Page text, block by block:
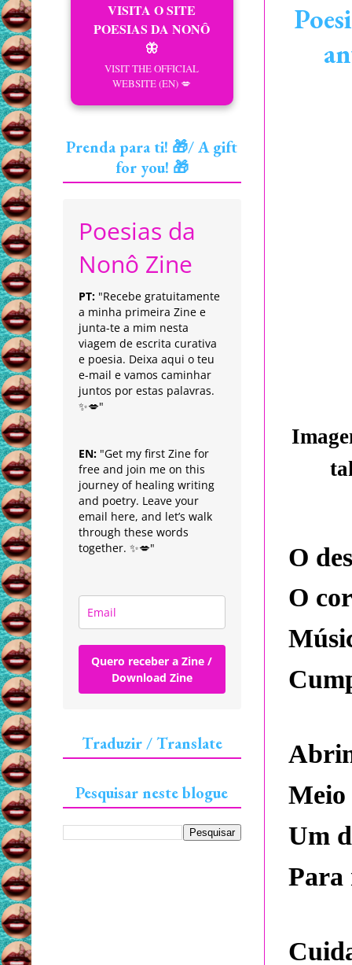
O
O
Meio
Um
Para
VISITA O SITE
POESIAS DA NONÔ
🦋
VISIT THE OFFICIAL
WEBSITE (EN) 💋
Prenda para ti! 🎁/ A gift
for you! 🎁
Poesias da
Nonô Zine
PT: "Recebe gratuitamente
a minha primeira Zine e
junta-te a mim nesta
viagem de escrita curativa
e poesia. Deixa aqui o teu
e-mail e vamos caminhar
juntos por estas palavras.
✨💋"
EN: "Get my first Zine for
free and join me on this
journey of healing writing
and poetry. Leave your
email here, and let’s walk
through these words
together. ✨💋"
Quero receber a Zine /
Download Zine
Traduzir / Translate
Pesquisar neste blogue